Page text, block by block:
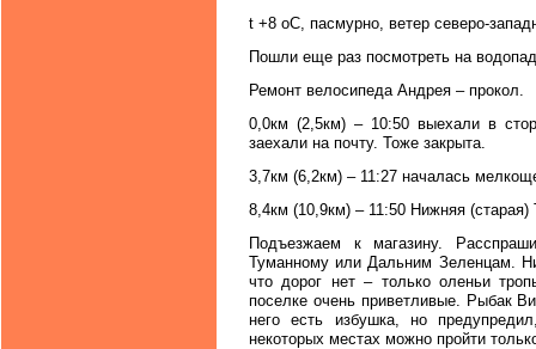
t +8 oC, пасмурно, ветер северо-
Пошли еще раз посмотреть на
Ремонт велосипеда Андрея – прокол.
0,0км (2,5км) – 10:50 выехали в
заехали на почту. Тоже закрыта.
3,7км (6,2км) – 11:27 началась
8,4км (10,9км) – 11:50 Нижняя (старая)
Подъезжаем к магазину.
Туманному или Дальним Зеленцам.
что дорог нет – только оленьи
поселке очень приветливые. Рыбак
него есть избушка, но
некоторых местах можно пройти